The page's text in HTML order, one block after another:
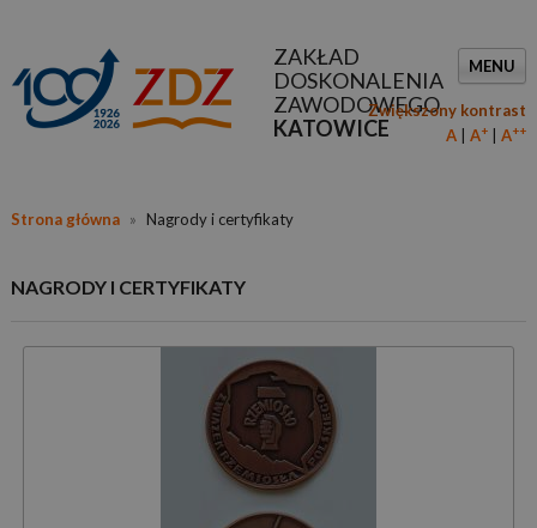
ZAKŁAD
DOSKONALENIA
ZAWODOWEGO
KATOWICE
MENU
Zwiększony kontrast
A
A+ A++
Strona główna » Nagrody i certyfikaty
NAGRODY I CERTYFIKATY